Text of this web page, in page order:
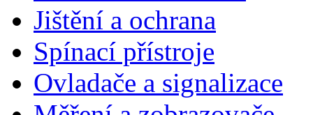
Jištění a ochrana
Spínací přístroje
Ovladače a signalizace